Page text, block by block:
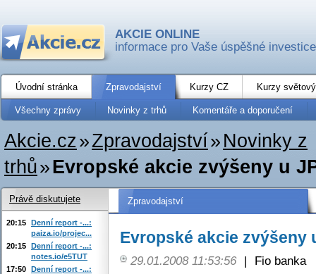
AKCIE ONLINE
informace pro Vaše úspěšné investice
Úvodní stránka Zpravodajství Kurzy CZ Kurzy
Všechny zprávy Novinky z trhů Komentáře a doporučení
Akcie.cz»Zpravodajství» Novinky z
trhů»Evropské akcie zvýšeny u
Zpravodajství
Evropské akcie zvýšeny
29.01.2008 11:53:56 |
Fio banka
Právě diskutujete
20:15 Denní report -...:
paiza.io/projec...
20:15 Denní report -...:
notes.io/e5TUT
17:50 Denní report -...: